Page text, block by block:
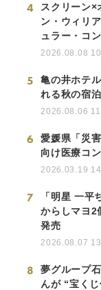
4
スクリーン×
ン・ウィリ
ュラー・コ
2026.08.08
5
亀の井ホテ
れる秋の宿
2026.08.06
6
愛媛県「災
向け医療コ
2026.03.19
7
「明星 一平
からしマヨ2
発売
2026.08.07
8
夢グループ
んが “宝く